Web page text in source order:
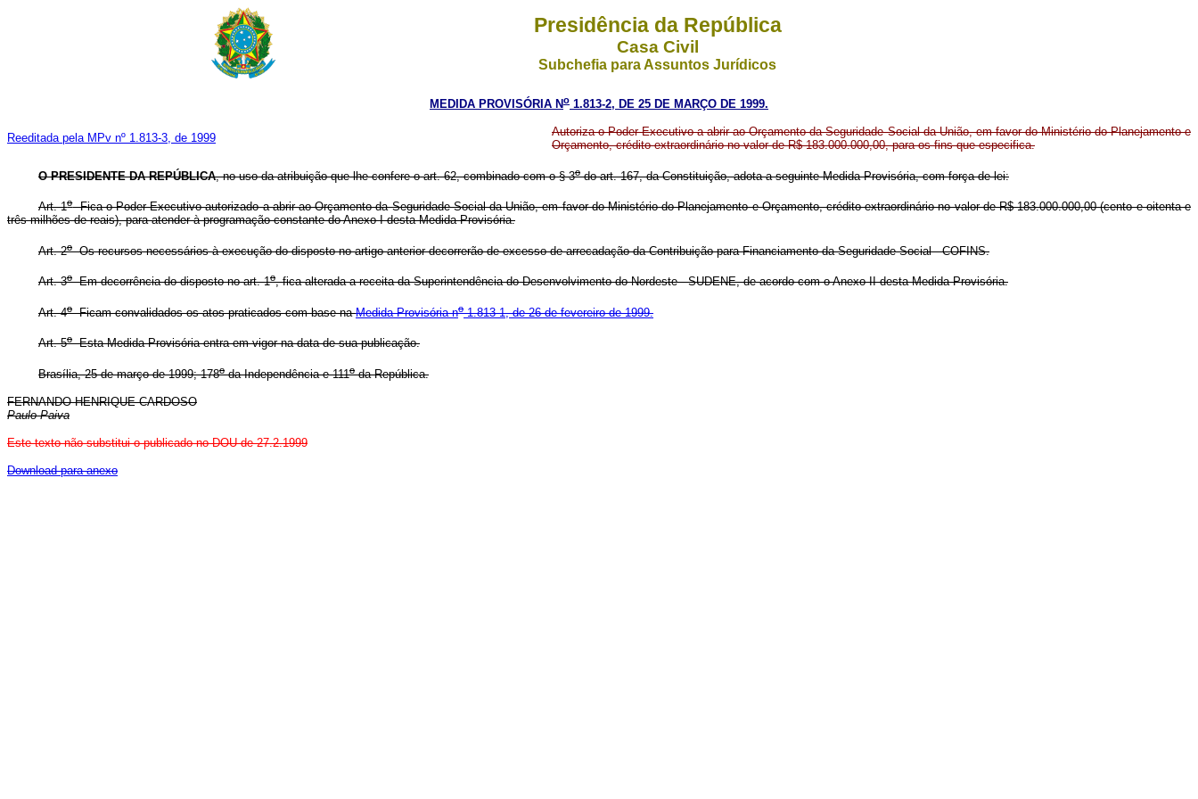
Presidência da República
Casa Civil
Subchefia para Assuntos Jurídicos
MEDIDA PROVISÓRIA No 1.813-2, DE 25 DE MARÇO DE 1999.
Reeditada pela MPv nº 1.813-3, de 1999
Autoriza o Poder Executivo a abrir ao Orçamento da Seguridade Social da União, em favor do Ministério do Planejamento e
Orçamento, crédito extraordinário no valor de R$ 183.000.000,00, para os fins que especifica.
O PRESIDENTE DA REPÚBLICA, no uso da atribuição que lhe confere o art. 62, combinado com o § 3odo art. 167, da Constituição, adota a seguinte Medida Provisória, com força de lei:
Art. 1oFica o Poder Executivo autorizado a abrir ao Orçamento da Seguridade Social da União, em favor do Ministério do Planejamento e Orçamento, crédito extraordinário no valor de R$ 183.000.000,00 (cento e oitenta e
três milhões de reais), para atender à programação constante do Anexo I desta Medida Provisória.
Art. 2oOs recursos necessários à execução do disposto no artigo anterior decorrerão de excesso de arrecadação da Contribuição para Financiamento da Seguridade Social - COFINS.
Art. 3oEm decorrência do disposto no art. 1o, fica alterada a receita da Superintendência do Desenvolvimento do Nordeste - SUDENE, de acordo com o Anexo II desta Medida Provisória.
Art. 4oFicam convalidados os atos praticados com base naMedida Provisória no1.813-1, de 26 de fevereiro de 1999.
Art. 5oEsta Medida Provisória entra em vigor na data de sua publicação.
Brasília, 25 de março de 1999; 178oda Independência e 111oda República.
FERNANDO HENRIQUE CARDOSO
Paulo Paiva
Este texto não substitui o publicadono DOU de 27.2.1999
Download para anexo